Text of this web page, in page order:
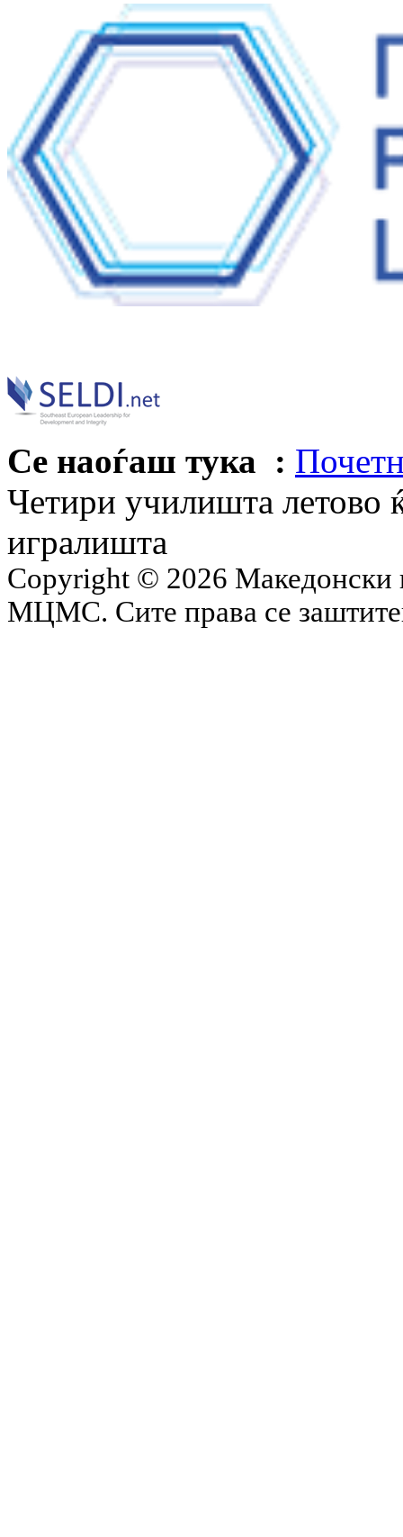
Се наоѓаш тука :
Четири училишта летово
игралишта
Copyright © 2026 Македонски
МЦМС. Сите права се